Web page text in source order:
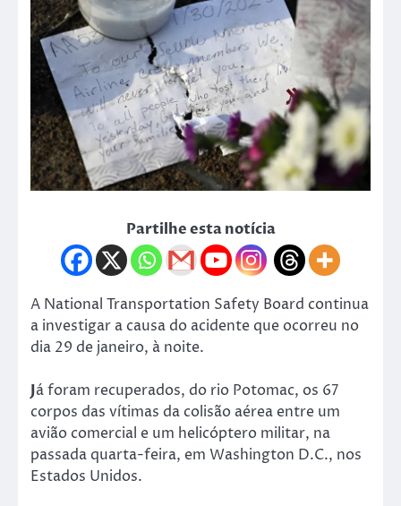
Partilhe esta notícia
A National Transportation Safety Board continua
a investigar a causa do acidente que ocorreu no
dia 29 de janeiro, à noite.
Já foram recuperados, do rio Potomac, os 67
corpos das vítimas da colisão aérea entre um
avião comercial e um helicóptero militar, na
passada quarta-feira, em Washington D.C., nos
Estados Unidos.